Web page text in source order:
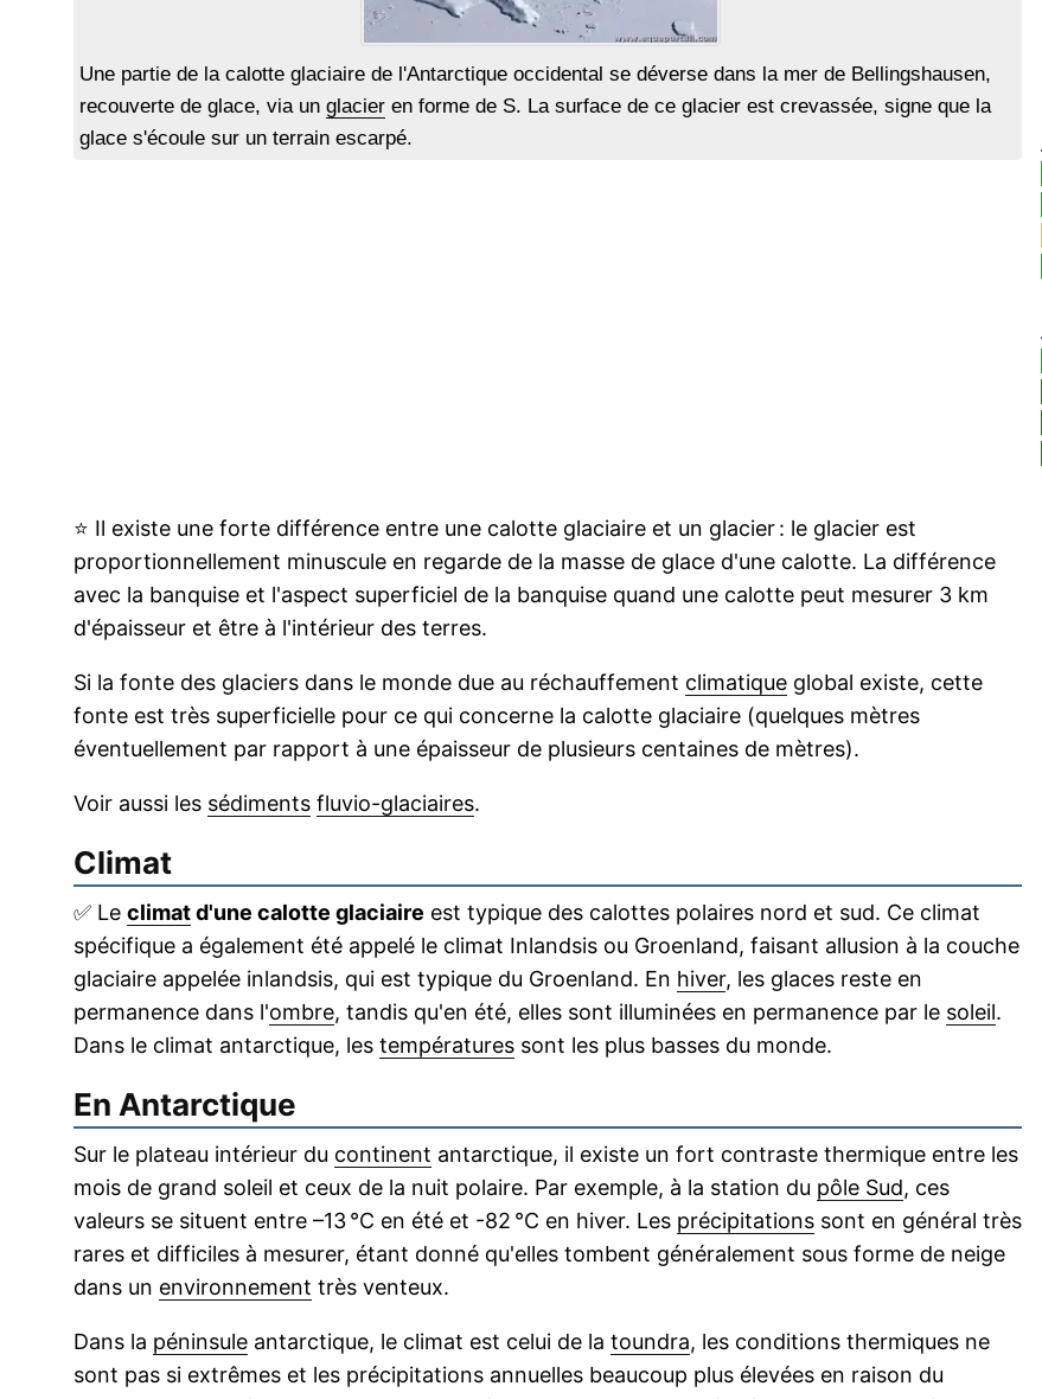
Une partie de la calotte glaciaire de l'Antarctique occidental se déverse dans la mer de Bellingshausen,
recouverte de glace, via un glacier en forme de S. La surface de ce glacier est crevassée, signe que la
glace s'écoule sur un terrain escarpé.
⭐ Il existe une forte différence entre une calotte glaciaire et un glacier : le glacier est
proportionnellement minuscule en regarde de la masse de glace d'une calotte. La différence
avec la banquise et l'aspect superficiel de la banquise quand une calotte peut mesurer 3 km
d'épaisseur et être à l'intérieur des terres.
Si la fonte des glaciers dans le monde due au réchauffement climatique global existe, cette
fonte est très superficielle pour ce qui concerne la calotte glaciaire (quelques mètres
éventuellement par rapport à une épaisseur de plusieurs centaines de mètres).
Voir aussi les sédiments fluvio-glaciaires.
Climat
✅ Le climatd'une calotte glaciaire est typique des calottes polaires nord et sud. Ce climat
spécifique a également été appelé le climat Inlandsis ou Groenland, faisant allusion à la couche
glaciaire appelée inlandsis, qui est typique du Groenland. En hiver, les glaces reste en
permanence dans l'ombre, tandis qu'en été, elles sont illuminées en permanence par le soleil.
Dans le climat antarctique, les températures sont les plus basses du monde.
En Antarctique
Sur le plateau intérieur du continent antarctique, il existe un fort contraste thermique entre les
mois de grand soleil et ceux de la nuit polaire. Par exemple, à la station du pôle Sud, ces
valeurs se situent entre –13 °C en été et -82 °C en hiver. Les précipitations sont en général très
rares et difficiles à mesurer, étant donné qu'elles tombent généralement sous forme de neige
dans un environnement très venteux.
Dans la péninsule antarctique, le climat est celui de la toundra, les conditions thermiques ne
sont pas si extrêmes et les précipitations annuelles beaucoup plus élevées en raison du